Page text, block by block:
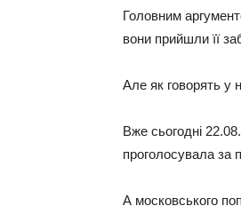
Головним
вони прийшли її
Але як говорять у
Вже сьогодні
проголосувала за
А московського